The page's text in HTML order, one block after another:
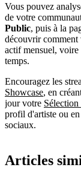
Vous pouvez
de votre
Public, puis à la
découvrir comment
actif mensuel, voire
temps.
Encouragez les
Showcase, en
jour votre
profil d'artiste ou
sociaux.
Articles